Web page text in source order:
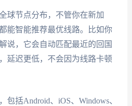
球节点分布，不管你在新加
能智能推荐最优线路。比如你
说，它会自动匹配最近的回国
延迟更低，不会因为线路卡顿
包括Android、iOS、Windows、